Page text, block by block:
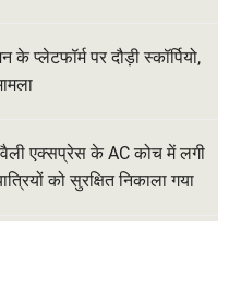
के प्लेटफॉर्म पर दौड़ी स्कॉर्पियो,
एक्सप्रेस के AC कोच में लगी
को सुरक्षित निकाला गया